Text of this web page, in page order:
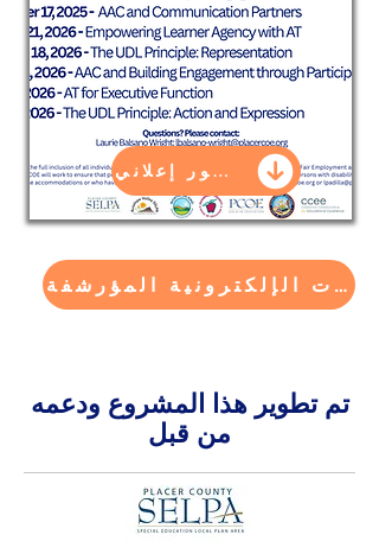
منشور إعلاني
الندوات الإلكترونية المؤرشفة
تم تطوير هذا المشروع ودعمه
من قبل